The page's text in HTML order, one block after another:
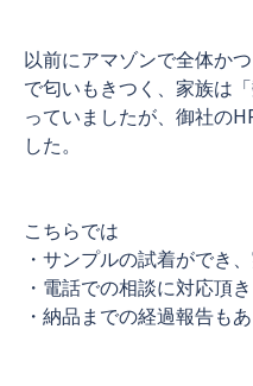
以前にアマゾンで全体か
で匂いもきつく、家族は
っていましたが、御社の
した。
こちらでは
・サンプルの試着ができ
・電話での相談に対応頂
・納品までの経過報告も